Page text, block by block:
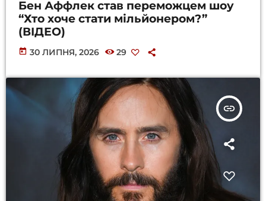
Бен Аффлек став переможцем шоу
“Хто хоче стати мільйонером?”
(ВІДЕО)
today 30 ЛИПНЯ, 2026 29
insert_link